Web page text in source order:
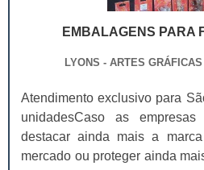
EMBALAGENS PARA
LYONS - ARTES GRÁFICAS
Atendimento exclusivo para
unidadesCaso as
destacar ainda mais a
mercado ou proteger ainda